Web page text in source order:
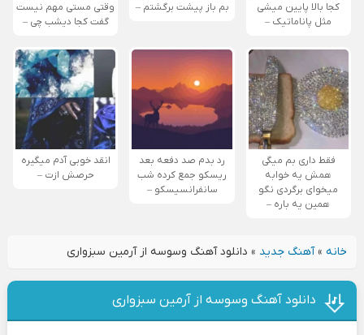
کجا بالا پایین میشی
مثل پاناماتیک –
بم باز پیشت برگشتم –
وقتی مستی مهم نیست
گفت کجا دیشب چی –
فقط داری بم میگی
همش یه خوابه
میخوای برگردی نگو
همین یه باره –
رد بدم صد دفعه بعد
ریسکو جمع کرده شب
سانفرانسیسکو –
انقد خوبی آدم میگیره
حرصش ازت –
خانه»آهنگ جدید » دانلود آهنگ وسوسه از آرمین سبزواری
دانلود آهنگ وسوسه از آرمین سبزواری